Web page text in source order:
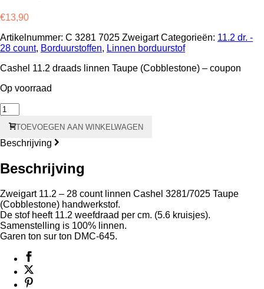
€13,90
Artikelnummer: C 3281 7025 Zweigart Categorieën: 11.2 dr. -
28 count, Borduurstoffen, Linnen borduurstof
Cashel 11.2 draads linnen Taupe (Cobblestone) – coupon
Op voorraad
Cashel
11.2
draads
–
Taupe
3281/7025
Coupon
50
x
70
aantal
TOEVOEGEN AAN WINKELWAGEN
Beschrijving
Beschrijving
Zweigart 11.2 – 28 count linnen Cashel 3281/7025 Taupe
(Cobblestone) handwerkstof.
De stof heeft 11.2 weefdraad per cm. (5.6 kruisjes).
Samenstelling is 100% linnen.
Garen ton sur ton DMC-645.